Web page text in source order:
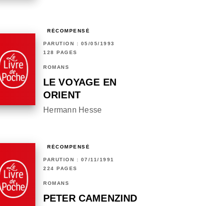
RÉCOMPENSÉ
PARUTION : 05/05/1993
128 PAGES
ROMANS
LE VOYAGE EN
ORIENT
Hermann Hesse
RÉCOMPENSÉ
PARUTION : 07/11/1991
224 PAGES
ROMANS
PETER CAMENZIND